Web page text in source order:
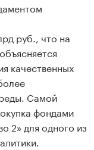
руб., что на
качественных
Самой
фондами
2» для одного из